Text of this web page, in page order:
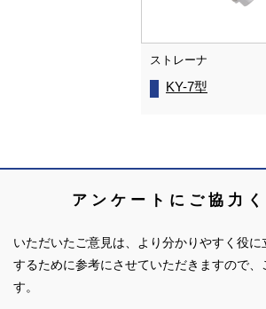
ストレーナ
KY-7型
アンケートにご協力
いただいたご意見は、より分かりやすく役に
するために参考にさせていただきますので、
す。